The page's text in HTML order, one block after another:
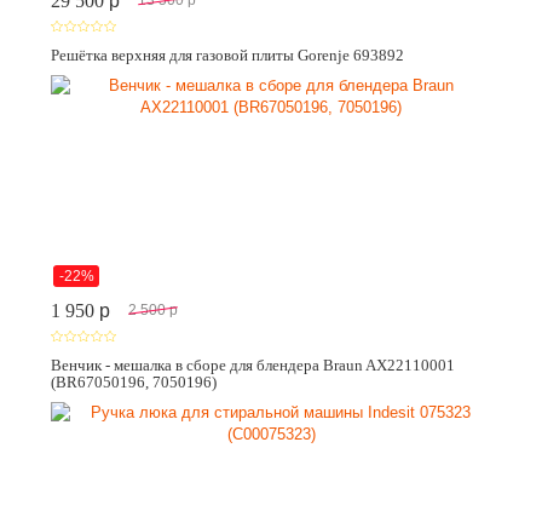
Решётка верхняя для газовой плиты Gorenje 693892
-22%
1 950 p 2 500 p
Венчик - мешалка в сборе для блендера Braun AX22110001
(BR67050196, 7050196)